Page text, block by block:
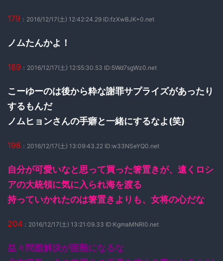
179 ：2016/12/17(土) 12:42:24.29 ID:fzXwBJK+0.net
ノムたんかよ！
189 ：2016/12/17(土) 12:55:30.53 ID:5Wd7sgWz0.net
こーゆーのは後から粋な謝罪サプライズがあったり
するもんだ
ノムヒョンさんの手癖と一緒にするなよ(笑)
198 ：2016/12/17(土) 13:09:43.22 ID:w33NSeYQ0.net
自分が可愛いなと思って買った箸置きが、遠くロシ
アの大統領に気に入られ海を渡る
持っていかれたのは箸置きよりも、女将の心だな
204 ：2016/12/17(土) 13:21:09.33 ID:KgmaMNRl0.net
益々問題解決が困難になるな